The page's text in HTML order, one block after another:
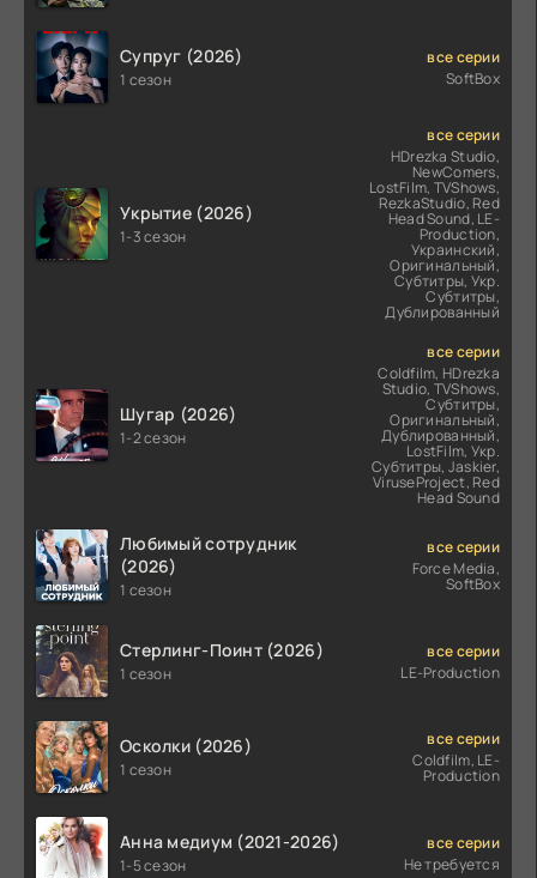
Супруг (2026)
1 сезон
все серии
SoftBox
Укрытие (2026)
1-3 сезон
все серии
HDrezka Studio,
NewComers,
LostFilm, TVShows,
RezkaStudio, Red
Head Sound, LE-
Production,
Украинский,
Оригинальный,
Субтитры, Укр.
Субтитры,
Дублированный
Шугар (2026)
1-2 сезон
все серии
Coldfilm, HDrezka
Studio, TVShows,
Субтитры,
Оригинальный,
Дублированный,
LostFilm, Укр.
Субтитры, Jaskier,
ViruseProject, Red
Head Sound
Любимый сотрудник
(2026)
1 сезон
все серии
Force Media,
SoftBox
Стерлинг-Поинт (2026)
1 сезон
все серии
LE-Production
Осколки (2026)
1 сезон
все серии
Coldfilm, LE-
Production
Анна медиум (2021-2026)
1-5 сезон
все серии
Не требуется